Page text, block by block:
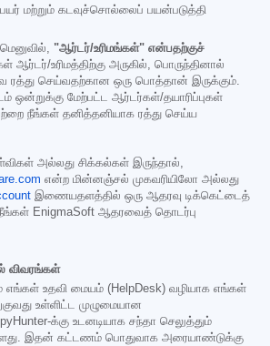
மற்றும் கடவுச்சொல்லைப் பயன்படுத்தி
"ஆர்டர்/உரிமங்கள்" என்பதற்குச்
ஆர்டர்/உரிமத்திற்கு அருகில், பொருந்தினால்
ரத்து செய்வதற்கான ஒரு பொத்தான் இருக்கும்.
ஒன்றுக்கு மேற்பட்ட ஆர்டர்கள்/தயாரிப்புகள்
நீங்கள் தனித்தனியாக ரத்து செய்ய
அல்லது சிக்கல்கள் இருந்தால்,
என்ற மின்னஞ்சல் முகவரியிலோ அல்லது
இணையதளத்தில் ஒரு ஆதரவு டிக்கெட்டைத்
EnigmaSoft ஆதரவைத் தொடர்பு
எங்கள் உதவி மையம் (HelpDesk) வழியாக எங்கள்
உள்ளிட்ட முழுமையான
க்கு உடனடியாக சந்தா செலுத்தும்
இதன் கட்டணம் பொதுவாக அரையாண்டுக்கு